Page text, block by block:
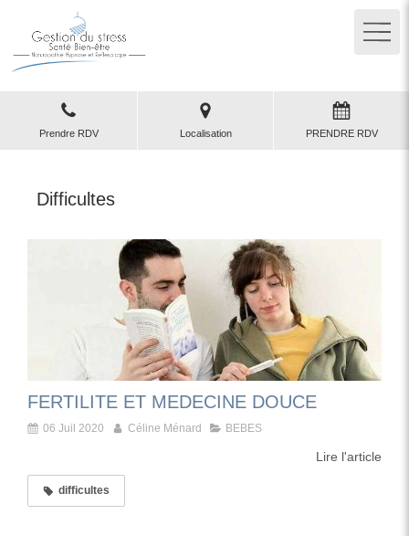
Prendre RDV Localisation PRENDRE RDV
Difficultes
FERTILITE ET MEDECINE DOUCE
06 Juil 2020 Céline Ménard BEBES
Lire l'article
difficultes